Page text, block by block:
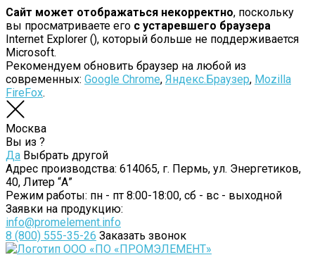
Сайт может отображаться некорректно, поскольку
вы просматриваете его с устаревшего браузера
Internet Explorer (), который больше не поддерживается
Microsoft.
Рекомендуем обновить браузер на любой из
современных: Google Chrome, Яндекс.Браузер, Mozilla
FireFox.
Москва
Вы из ?
Да Выбрать другой
Адрес производства: 614065, г. Пермь, ул. Энергетиков,
40, Литер “А”
Режим работы: пн - пт 8:00-18:00, сб - вс - выходной
Заявки на продукцию:
info@promelement.info
8 (800) 555-35-26 Заказать звонок